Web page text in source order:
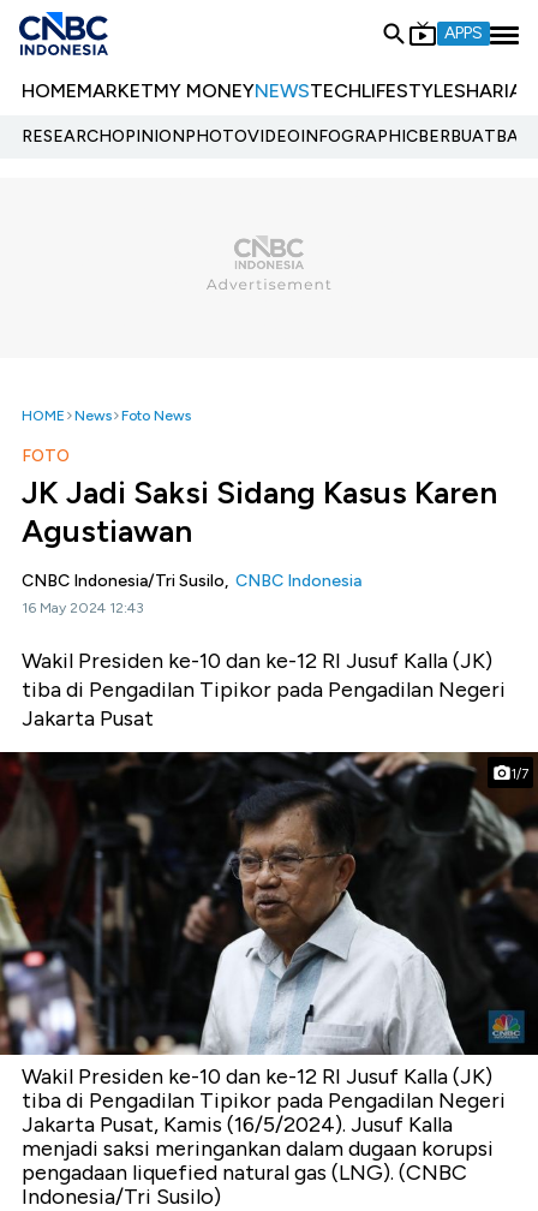
APPS
HOMEMARKETMY MONEYNEWSTECHLIFESTYLESHARIA
RESEARCHOPINIONPHOTOVIDEOINFOGRAPHIC
HOME News Foto News
FOTO
JK Jadi Saksi Sidang Kasus Karen
Agustiawan
CNBC Indonesia/Tri Susilo, CNBC Indonesia
16 May 2024 12:43
Wakil Presiden ke-10 dan ke-12 RI Jusuf Kalla (JK)
tiba di Pengadilan Tipikor pada Pengadilan Negeri
Jakarta Pusat
1/7
Wakil Presiden ke-10 dan ke-12 RI Jusuf Kalla (JK)
tiba di Pengadilan Tipikor pada Pengadilan Negeri
Jakarta Pusat, Kamis (16/5/2024). Jusuf Kalla
menjadi saksi meringankan dalam dugaan korupsi
pengadaan liquefied natural gas (LNG). (CNBC
Indonesia/Tri Susilo)